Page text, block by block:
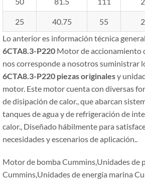
25 40.75 55
Lo anterior es información técnica
6CTA8.3-P220 Motor de accionamiento
nos corresponde a nosotros suministrar
6CTA8.3-P220 piezas originalesy
motor. Este motor cuenta con diversas
de disipación de calor., que abarcan
tanques de agua y de refrigeración de
calor., Diseñado hábilmente para
necesidades y escenarios de aplicación..
Motor de bomba Cummins,Unidades de
Cummins,Unidades de energía marina